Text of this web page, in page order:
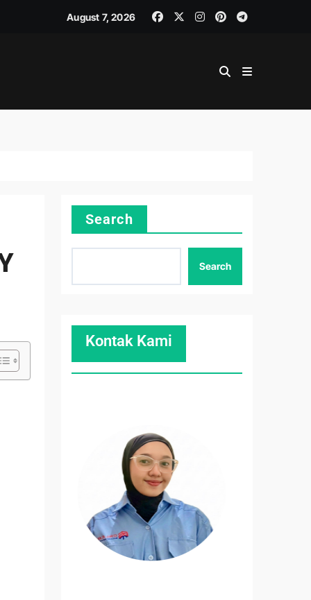
August 7, 2026
Search
Search
Kontak Kami